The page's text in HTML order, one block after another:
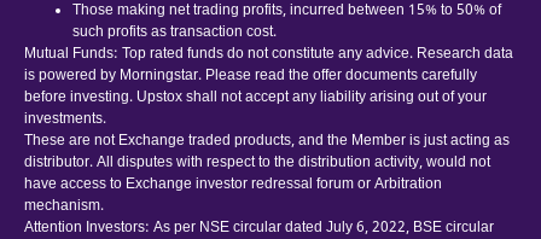
Those making net trading profits, incurred between 15% to 50% of
such profits as transaction cost.
Mutual Funds: Top rated funds do not constitute any advice. Research data
is powered by Morningstar. Please read the offer documents carefully
before investing. Upstox shall not accept any liability arising out of your
investments.
These are not Exchange traded products, and the Member is just acting as
distributor. All disputes with respect to the distribution activity, would not
have access to Exchange investor redressal forum or Arbitration
mechanism.
Attention Investors: As per NSE circular dated July 6, 2022, BSE circular